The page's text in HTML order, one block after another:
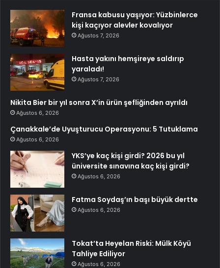
Fransa kabusu yaşıyor: Yüzbinlerce
kişi kaçıyor alevler kovalıyor
Ağustos 7, 2026
Hasta yakını hemşireye saldırıp
yaraladı!
Ağustos 7, 2026
Nikita Bier bir yıl sonra X’in ürün şefliğinden ayrıldı
Ağustos 6, 2026
Çanakkale’de Uyuşturucu Operasyonu: 5 Tutuklama
Ağustos 6, 2026
YKS’ye kaç kişi girdi? 2026 bu yıl
üniversite sınavına kaç kişi girdi?
Ağustos 6, 2026
Fatma Soydaş’ın başı büyük dertte
Ağustos 6, 2026
Tokat’ta Heyelan Riski: Mülk Köyü
Tahliye Ediliyor
Ağustos 6, 2026